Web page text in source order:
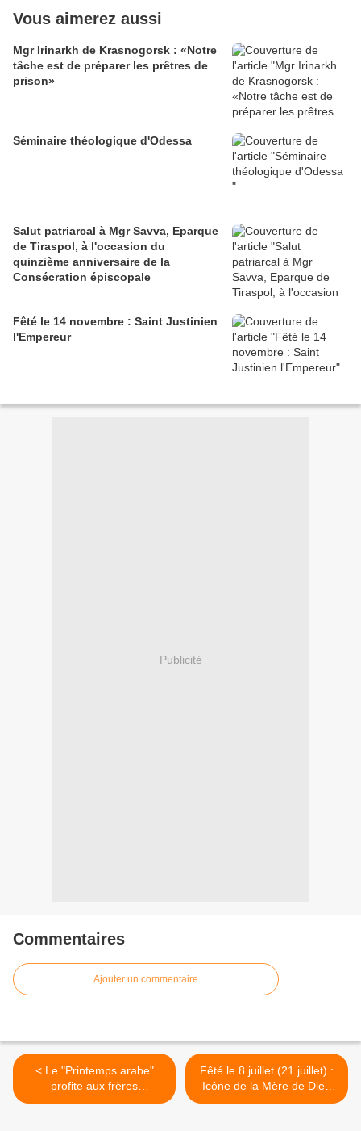
Vous aimerez aussi
Mgr Irinarkh de Krasnogorsk : «Notre
tâche est de préparer les prêtres de
prison»
Séminaire théologique d'Odessa
Salut patriarcal à Mgr Savva, Eparque
de Tiraspol, à l'occasion du
quinzième anniversaire de la
Consécration épiscopale
Fêté le 14 novembre : Saint Justinien
l'Empereur
Publicité
Commentaires
Ajouter un commentaire
< Le "Printemps arabe"
profite aux frères
musulmans
Fêté le 8 juillet (21 juillet) :
Icône de la Mère de Dieu
"Notre Dame de Sitka" >